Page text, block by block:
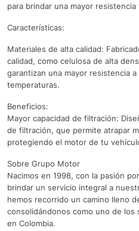
para brindar una mayor
Características:
Materiales de alta calidad:
calidad, como celulosa de alta
garantizan una mayor resistencia a
temperaturas.
Beneficios:
Mayor capacidad de filtración:
de filtración, que permite atrapar
protegiendo el motor de tu
Sobre Grupo Motor
Nacimos en 1998, con la pasión
brindar un servicio integral a
hemos recorrido un camino lleno
consolidándonos como uno de los
en Colombia.